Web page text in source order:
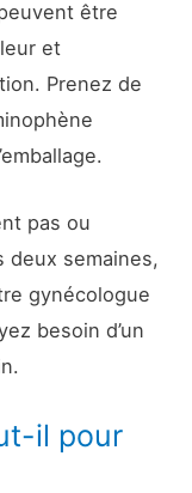
être
et
Prenez de
pas ou
deux semaines,
gynécologue
besoin d’un
il pour